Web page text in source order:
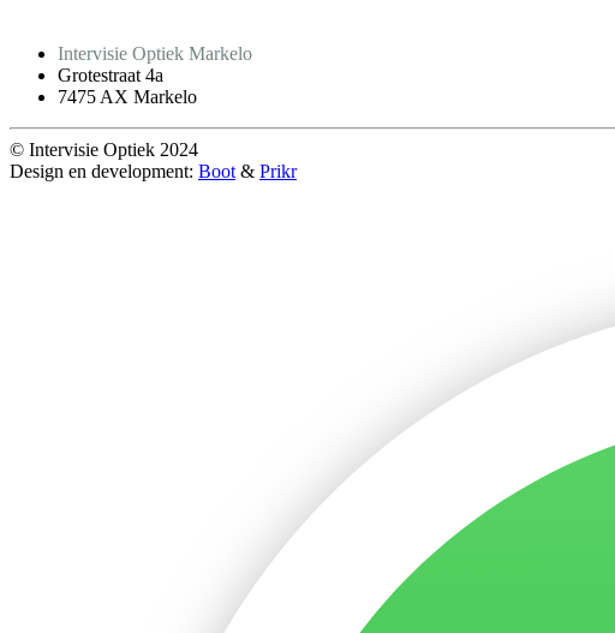
Intervisie Optiek Markelo
Grotestraat 4a
7475 AX Markelo
© Intervisie Optiek 2024
Design en development: Boot & Prikr